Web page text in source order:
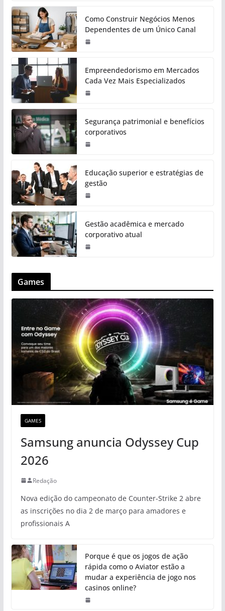
Como Construir Negócios Menos
Dependentes de um Único Canal
Empreendedorismo em Mercados
Cada Vez Mais Especializados
Segurança patrimonial e benefícios
corporativos
Educação superior e estratégias de
gestão
Gestão acadêmica e mercado
corporativo atual
Games
GAMES
Samsung anuncia Odyssey Cup
2026
Redação
Nova edição do campeonato de Counter-Strike 2 abre
as inscrições no dia 2 de março para amadores e
profissionais A
Porque é que os jogos de ação
rápida como o Aviator estão a
mudar a experiência de jogo nos
casinos online?